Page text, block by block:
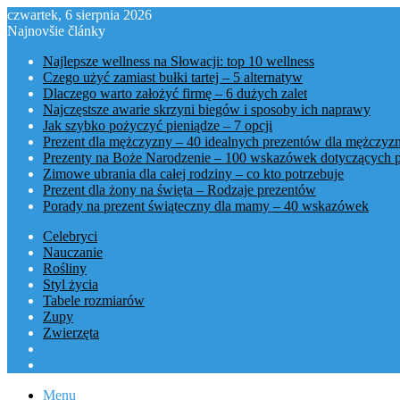
czwartek, 6 sierpnia 2026
Najnovšie články
Najlepsze wellness na Słowacji: top 10 wellness
Czego użyć zamiast bułki tartej – 5 alternatyw
Dlaczego warto założyć firmę – 6 dużych zalet
Najczęstsze awarie skrzyni biegów i sposoby ich naprawy
Jak szybko pożyczyć pieniądze – 7 opcji
Prezent dla mężczyzny – 40 idealnych prezentów dla
Prezenty na Boże Narodzenie – 100 wskazówek dotyczących
Zimowe ubrania dla całej rodziny – co kto potrzebuje
Prezent dla żony na święta – Rodzaje prezentów
Porady na prezent świąteczny dla mamy – 40 wskazówek
Celebryci
Nauczanie
Rośliny
Styl życia
Tabele rozmiarów
Zupy
Zwierzęta
Menu